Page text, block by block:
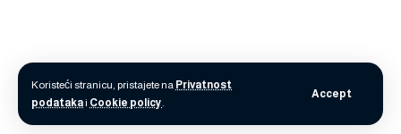
Koristeći stranicu, pristajete na Privatnost
podatakai Cookie policy.
Accept